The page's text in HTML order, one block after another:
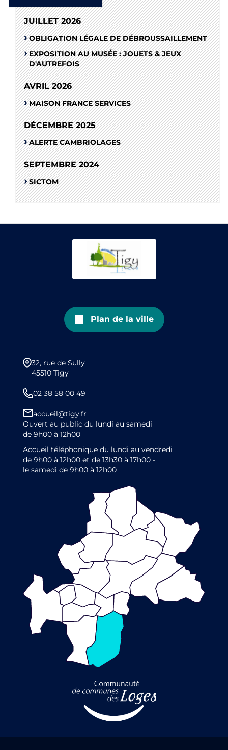
JUILLET 2026
OBLIGATION LÉGALE DE DÉBROUSSAILLEMENT
EXPOSITION AU MUSÉE : JOUETS & JEUX
D'AUTREFOIS
AVRIL 2026
MAISON FRANCE SERVICES
DÉCEMBRE 2025
ALERTE CAMBRIOLAGES
SEPTEMBRE 2024
SICTOM
Plan de la ville
32, rue de Sully
45510 Tigy
02 38 58 00 49
accueil@tigy.fr
Ouvert au public du lundi au samedi
de 9h00 à 12h00
Accueil téléphonique du lundi au vendredi
de 9h00 à 12h00 et de 13h30 à 17h00 -
le samedi de 9h00 à 12h00